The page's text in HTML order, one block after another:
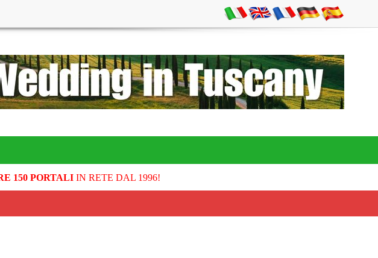
150 PORTALIIN RETE DAL 1996!